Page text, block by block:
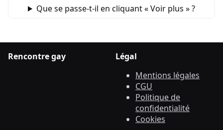
Que se passe‑t‑il en cliquant « Voir plus » ?
Rencontre gay
Légal
Mentions légales
CGU
Politique de
confidentialité
Cookies